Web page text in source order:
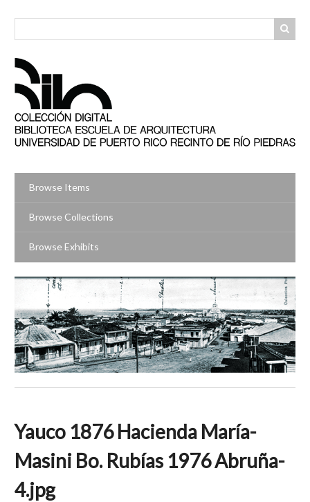
Browse Items
Browse Collections
Browse Exhibits
Yauco 1876 Hacienda María-
Masini Bo. Rubías 1976 Abruña-
4.jpg